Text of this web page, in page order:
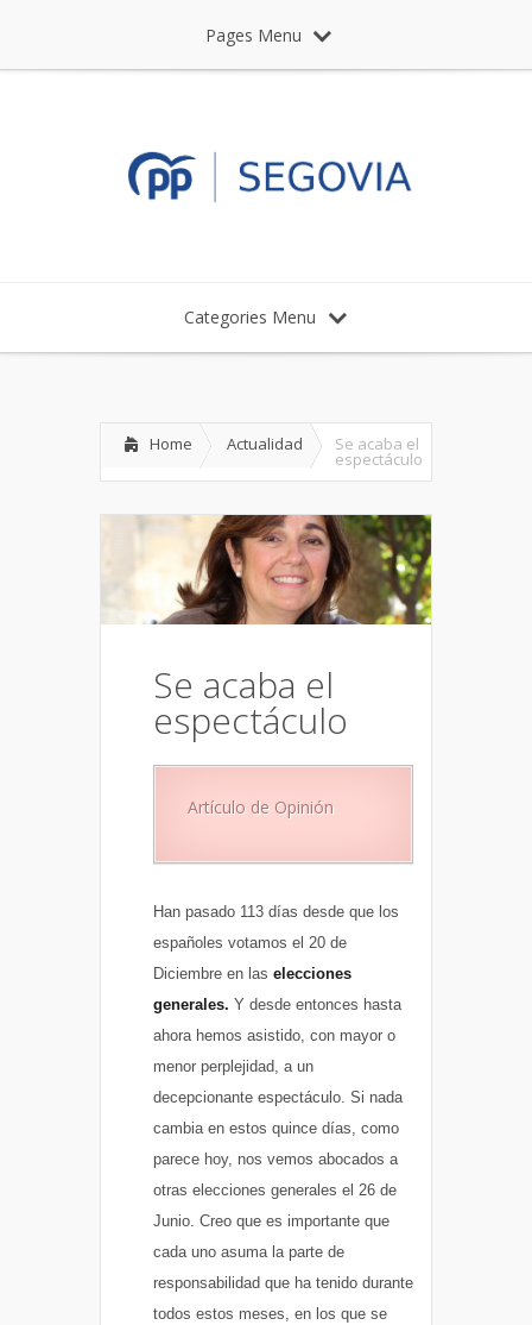
Pages Menu
Categories Menu
Home Actualidad Se acaba el
espectáculo
Se acaba el
espectáculo
Artículo de Opinión
Han pasado 113 días desde que los
españoles votamos el 20 de
Diciembre en las elecciones
generales. Y desde entonces hasta
ahora hemos asistido, con mayor o
menor perplejidad, a un
decepcionante espectáculo. Si nada
cambia en estos quince días, como
parece hoy, nos vemos abocados a
otras elecciones generales el 26 de
Junio. Creo que es importante que
cada uno asuma la parte de
responsabilidad que ha tenido durante
todos estos meses, en los que se